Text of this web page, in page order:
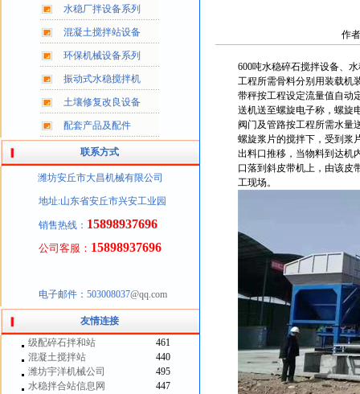
水稳厂拌设备系列
混凝土搅拌站设备
环保机械设备系列
振动式水稳搅拌机
土壤修复改良设备
配套产品及配件
联系方式
潍坊安丘市大昌机械有限公司
地址:山东省安丘市兴安工业园
销售热线： 15898937696
公司客服： 15898937696
电子邮件：503008037@qq.com
友情连接
级配碎石拌和站
461
混凝土搅拌站
440
潍坊宇洋机械公司
495
水稳拌合站信息网
447
作
600吨水稳碎石搅拌设备、
工程所需骨料分别用装载机
带秤按工程设定流量值自动
送机送至螺旋电子称，螺旋
阀门及管路按工程所需水量
螺旋浆片的搅拌下，受到浆
出料口推移，当物料到达机
口落到斜皮带机上，由该皮
工现场。